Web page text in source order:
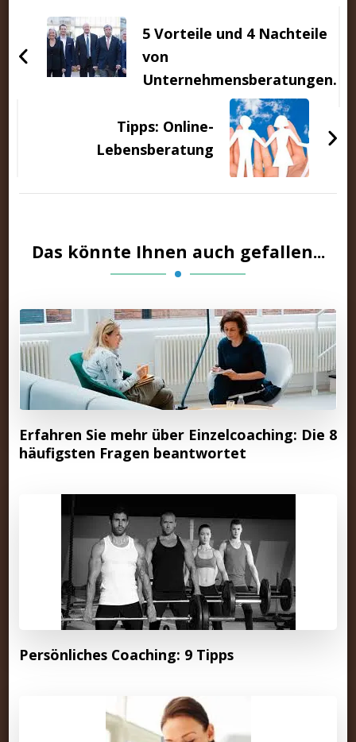
5 Vorteile und 4 Nachteile
von
Unternehmensberatungen.
Tipps: Online-
Lebensberatung
Das könnte Ihnen auch gefallen...
Erfahren Sie mehr über Einzelcoaching: Die 8
häufigsten Fragen beantwortet
Persönliches Coaching: 9 Tipps